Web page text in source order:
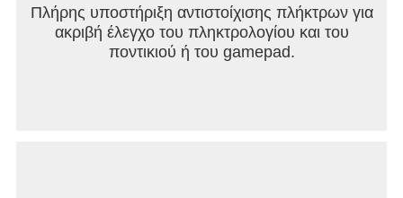
Πλήρης υποστήριξη αντιστοίχισης πλήκτρων για
ακριβή έλεγχο του πληκτρολογίου και του
ποντικιού ή του gamepad.